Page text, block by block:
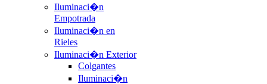
Iluminaci�n
Empotrada
Iluminaci�n en
Rieles
Iluminaci�n Exterior
Colgantes
Iluminaci�n